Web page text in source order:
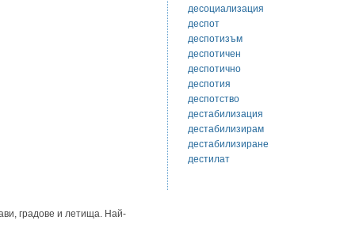
градове и летища. Най-
десоциализация
деспот
деспотизъм
деспотичен
деспотично
деспотия
деспотство
дестабилизация
дестабилизирам
дестабилизиране
дестилат